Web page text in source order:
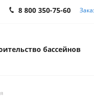
8 800 350-75-60
бассейнов